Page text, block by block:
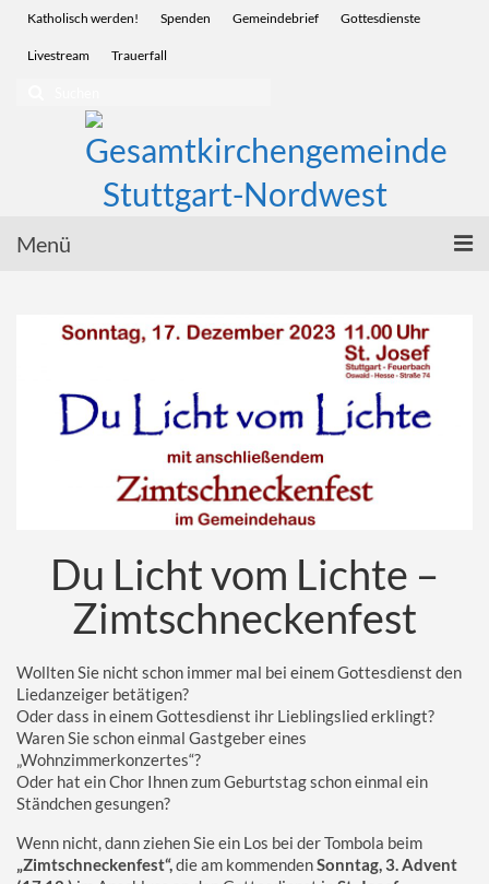
Katholisch werden! Spenden Gemeindebrief Gottesdienste
Livestream Trauerfall
Menü
Glauben | Sakramente
Wir für Sie | Service
Menschen | Leben
Vor Ort | Gemeinden
Du Licht vom Lichte –
Zimtschneckenfest
Wollten Sie nicht schon immer mal bei einem Gottesdienst den
Liedanzeiger betätigen?
Oder dass in einem Gottesdienst ihr Lieblingslied erklingt?
Waren Sie schon einmal Gastgeber eines
„Wohnzimmerkonzertes“?
Oder hat ein Chor Ihnen zum Geburtstag schon einmal ein
Ständchen gesungen?
Wenn nicht, dann ziehen Sie ein Los bei der Tombola beim
„Zimtschneckenfest“,die am kommendenSonntag, 3. Advent